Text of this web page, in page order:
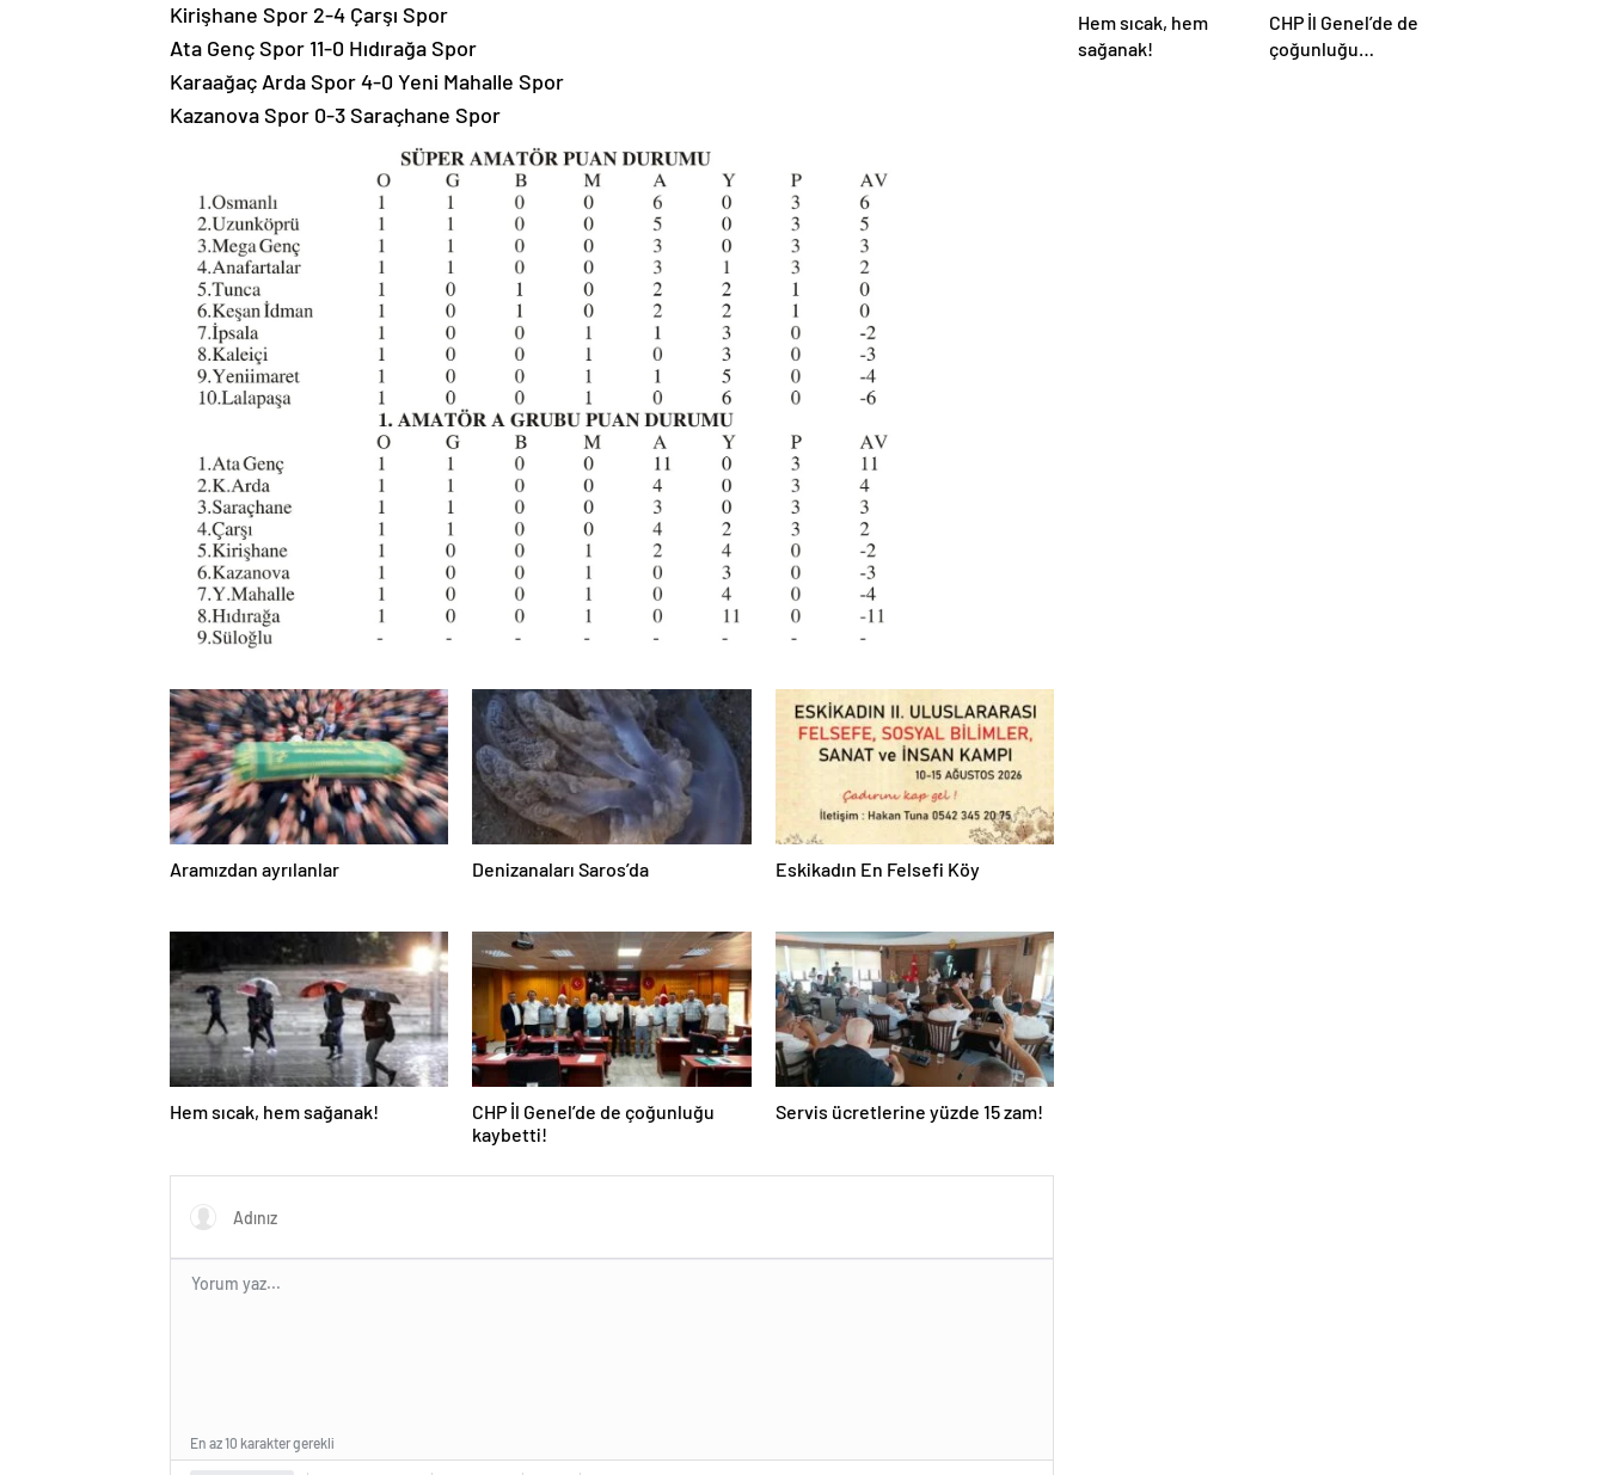
Kirişhane Spor 2-4 Çarşı Spor
Ata Genç Spor 11-0 Hıdırağa Spor
Karaağaç Arda Spor 4-0 Yeni Mahalle Spor
Kazanova Spor 0-3 Saraçhane Spor
Aramızdan ayrılanlar Denizanaları Saros’da Eskikadın En Felsefi Köy
Hem sıcak, hem sağanak!
CHP İl Genel’de de çoğunluğu
kaybetti!
Servis ücretlerine yüzde 15 zam!
En az 10 karakter gerekli
Hem sıcak, hem
sağanak!
CHP İl Genel’de de
çoğunluğu